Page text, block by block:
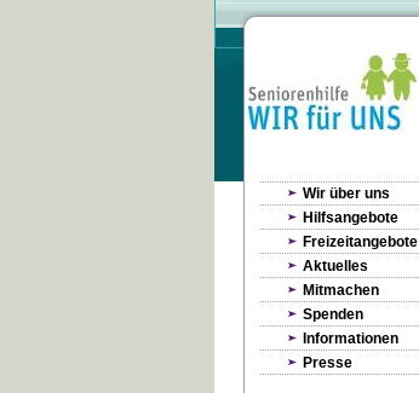
Wir über uns
Hilfsangebote
Freizeitangebote
Aktuelles
Mitmachen
Spenden
Informationen
Presse